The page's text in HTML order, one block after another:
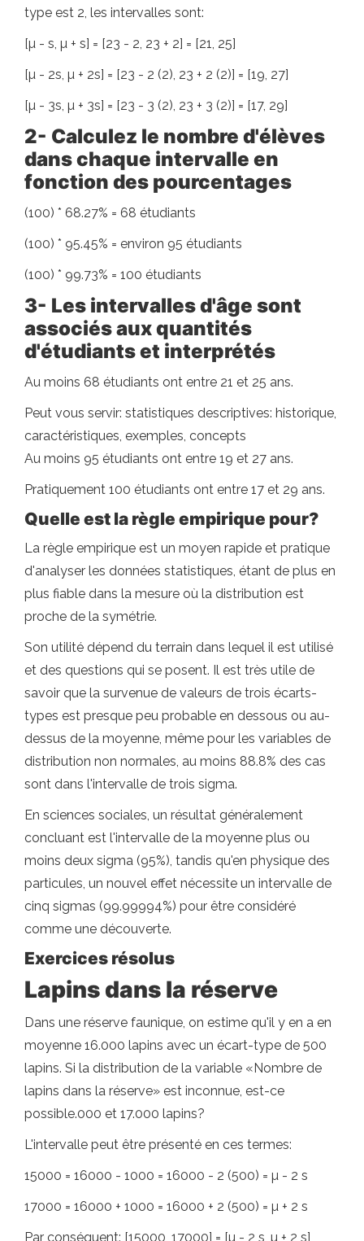
type est 2, les intervalles sont:
[µ - s, µ + s] = [23 - 2, 23 + 2] = [21, 25]
[µ - 2s, µ + 2s] = [23 - 2 (2), 23 + 2 (2)] = [19, 27]
[µ - 3s, µ + 3s] = [23 - 3 (2), 23 + 3 (2)] = [17, 29]
2- Calculez le nombre d'élèves
dans chaque intervalle en
fonction des pourcentages
(100) * 68.27% = 68 étudiants
(100) * 95.45% = environ 95 étudiants
(100) * 99.73% = 100 étudiants
3- Les intervalles d'âge sont
associés aux quantités
d'étudiants et interprétés
Au moins 68 étudiants ont entre 21 et 25 ans.
Peut vous servir: statistiques descriptives: historique,
caractéristiques, exemples, concepts
Au moins 95 étudiants ont entre 19 et 27 ans.
Pratiquement 100 étudiants ont entre 17 et 29 ans.
Quelle est la règle empirique pour?
La règle empirique est un moyen rapide et pratique
d'analyser les données statistiques, étant de plus en
plus fiable dans la mesure où la distribution est
proche de la symétrie.
Son utilité dépend du terrain dans lequel il est utilisé
et des questions qui se posent. Il est très utile de
savoir que la survenue de valeurs de trois écarts-
types est presque peu probable en dessous ou au-
dessus de la moyenne, même pour les variables de
distribution non normales, au moins 88.8% des cas
sont dans l'intervalle de trois sigma.
En sciences sociales, un résultat généralement
concluant est l'intervalle de la moyenne plus ou
moins deux sigma (95%), tandis qu'en physique des
particules, un nouvel effet nécessite un intervalle de
cinq sigmas (99.99994%) pour être considéré
comme une découverte.
Exercices résolus
Lapins dans la réserve
Dans une réserve faunique, on estime qu'il y en a en
moyenne 16.000 lapins avec un écart-type de 500
lapins. Si la distribution de la variable «Nombre de
lapins dans la réserve» est inconnue, est-ce
possible.000 et 17.000 lapins?
L'intervalle peut être présenté en ces termes:
15000 = 16000 - 1000 = 16000 - 2 (500) = µ - 2 s
17000 = 16000 + 1000 = 16000 + 2 (500) = µ + 2 s
Par conséquent: [15000, 17000] = [µ - 2 s, µ + 2 s]